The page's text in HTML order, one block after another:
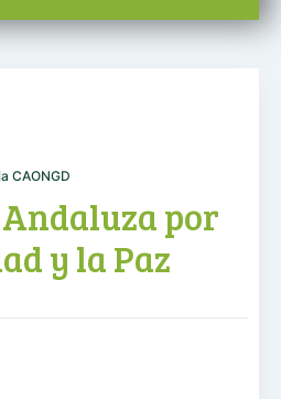
CAONGD
por
y la Paz